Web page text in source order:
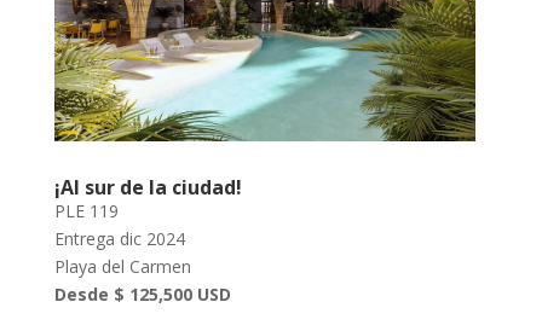
¡Al sur de la ciudad!
PLE 119
Entrega dic 2024
Playa del Carmen
Desde $ 125,500 USD